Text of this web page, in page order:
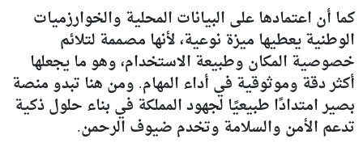
كما أن اعتمادها على البيانات المحلية والخوارزميات
الوطنية يعطيها ميزة نوعية، لأنها مصممة لتلائم
خصوصية المكان وطبيعة الاستخدام، وهو ما يجعلها
أكثر دقة وموثوقية في أداء المهام. ومن هنا تبدو منصة
بصير امتدادًا طبيعيًا لجهود المملكة في بناء حلول ذكية
تدعم الأمن والسلامة وتخدم ضيوف الرحمن.